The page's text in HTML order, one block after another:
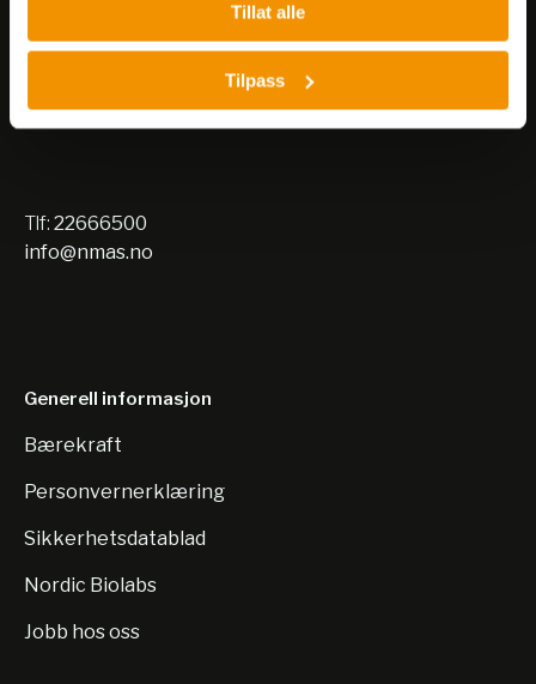
Tillat alle
Tilpass
0667 OSLO
Lager:
0667 OSLO
Tlf: 22666500
info@nmas.no
Generell informasjon
Bærekraft
Personvernerklæring
Sikkerhetsdatablad
Nordic Biolabs
Jobb hos oss